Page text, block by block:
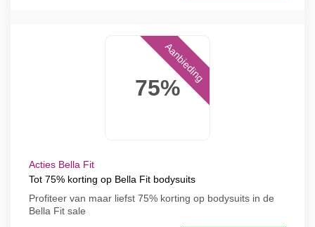
75%
Aanbieding
Acties Bella Fit
Tot 75% korting op Bella Fit bodysuits
Profiteer van maar liefst 75% korting op bodysuits in de
Bella Fit sale